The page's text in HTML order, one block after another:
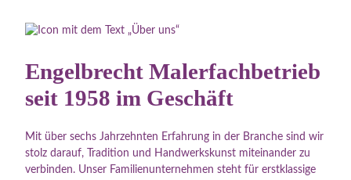
Engelbrecht Malerfachbetrieb
seit 1958 im Geschäft
Mit über sechs Jahrzehnten Erfahrung in der Branche sind wir
stolz darauf, Tradition und Handwerkskunst miteinander zu
verbinden. Unser Familienunternehmen steht für erstklassige